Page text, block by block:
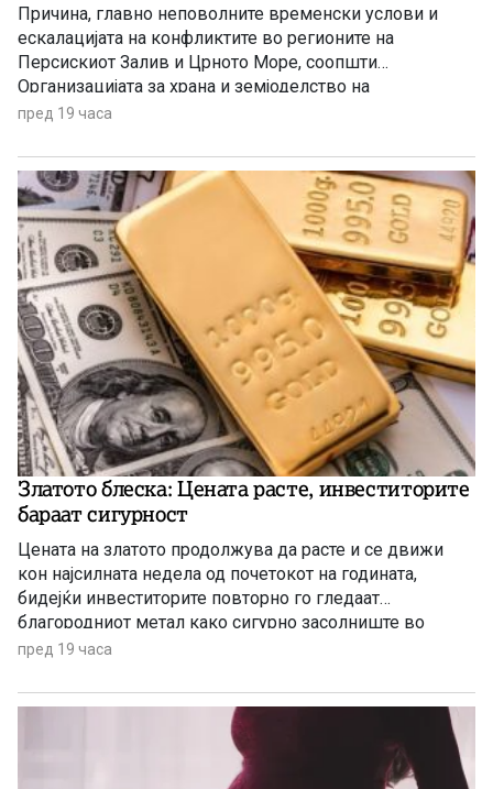
Причина, главно неповолните временски услови и
ескалацијата на конфликтите во регионите на
Персискиот Залив и Црното Море, соопшти
Организацијата за храна и земјоделство на
Обединетите нации (ФАО).
пред 19 часа
Златото блеска: Цената расте, инвеститорите
бараат сигурност
Цената на златото продолжува да расте и се движи
кон најсилната недела од почетокот на годината,
бидејќи инвеститорите повторно го гледаат
благородниот метал како сигурно засолниште во
услови на глобална економска неизвесност.
пред 19 часа